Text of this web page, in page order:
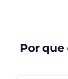
Por que